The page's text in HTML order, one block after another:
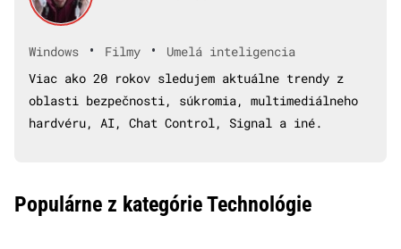
Windows • Filmy •
Umelá inteligencia
Viac ako 20 rokov sledujem aktuálne trendy z
oblasti bezpečnosti, súkromia, multimediálneho
hardvéru, AI, Chat Control, Signal a iné.
Populárne z kategórie Technológie